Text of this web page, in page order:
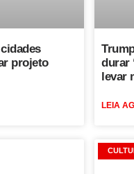
projeto
durar
levar
LEIA